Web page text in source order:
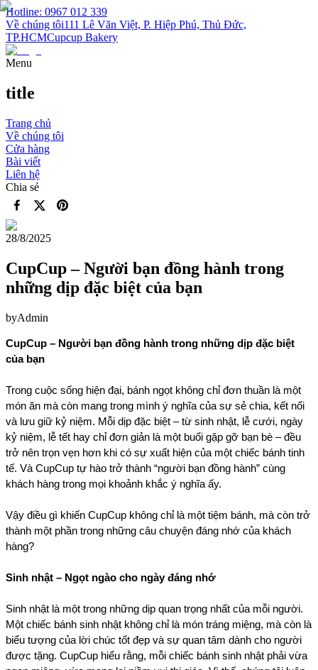
Hotline: 0967 012 339
Về chúng tôi111 Lê Văn Việt, P. Hiệp Phú, Thủ Đức,
TP.HCMCupcup Bakery
Menu
title
Trang chủ
Về chúng tôi
Cửa hàng
Bài viết
Liên hệ
Chia sẻ
28/8/2025
CupCup – Người bạn đồng hành trong
những dịp đặc biệt của bạn
byAdmin
CupCup – Người bạn đồng hành trong những dịp đặc biệt
của bạn
Trong cuộc sống hiện đại, bánh ngọt không chỉ đơn thuần là một
món ăn mà còn mang trong mình ý nghĩa của sự sẻ chia, kết nối
và lưu giữ kỷ niệm. Mỗi dịp đặc biệt – từ sinh nhật, lễ cưới, ngày
kỷ niệm, lễ tết hay chỉ đơn giản là một buổi gặp gỡ bạn bè – đều
trở nên trọn vẹn hơn khi có sự xuất hiện của một chiếc bánh tinh
tế. Và CupCup tự hào trở thành “người bạn đồng hành” cùng
khách hàng trong mọi khoảnh khắc ý nghĩa ấy.
Vậy điều gì khiến CupCup không chỉ là một tiệm bánh, mà còn trở
thành một phần trong những câu chuyện đáng nhớ của khách
hàng?
Sinh nhật – Ngọt ngào cho ngày đáng nhớ
Sinh nhật là một trong những dịp quan trọng nhất của mỗi người.
Một chiếc bánh sinh nhật không chỉ là món tráng miệng, mà còn là
biểu tượng của lời chúc tốt đẹp và sự quan tâm dành cho người
được tặng. CupCup hiểu rằng, mỗi chiếc bánh sinh nhật phải vừa